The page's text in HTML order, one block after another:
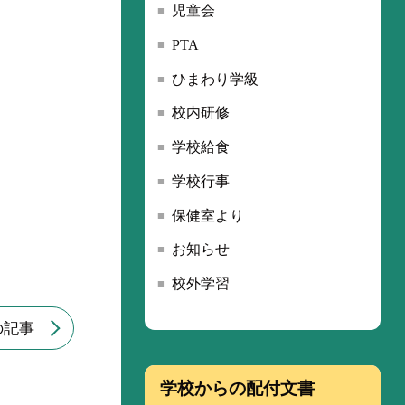
記事
児童会
PTA
ひまわり学級
校内研修
学校給食
学校行事
保健室より
お知らせ
校外学習
学校からの配付文書